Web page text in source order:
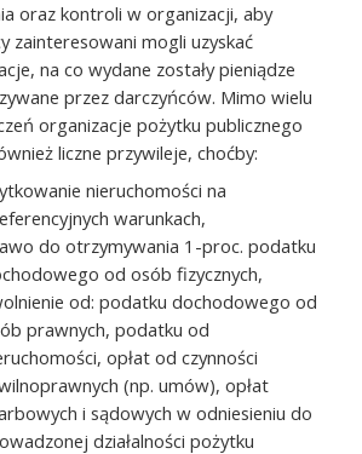
oraz kontroli w organizacji, aby
zainteresowani mogli uzyskać
na co wydane zostały pieniądze
przez darczyńców. Mimo wielu
organizacje pożytku publicznego
liczne przywileje, choćby:
nieruchomości na
warunkach,
do otrzymywania 1-proc. podatku
od osób fizycznych,
od: podatku dochodowego od
prawnych, podatku od
opłat od czynności
(np. umów), opłat
i sądowych w odniesieniu do
działalności pożytku